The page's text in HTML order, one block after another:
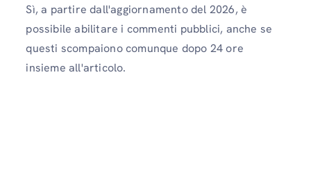
Sì, a partire dall'aggiornamento del 2026, è
possibile abilitare i commenti pubblici, anche se
questi scompaiono comunque dopo 24 ore
insieme all'articolo.